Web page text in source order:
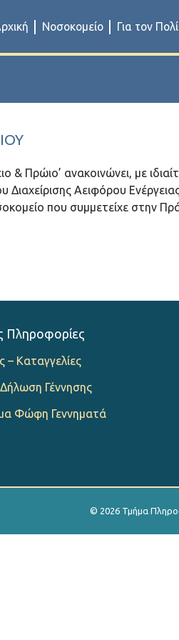
Νοσοκομείο Για τον
& Πρώιο’ ανακοινώνει, με
Αειφόρου
που συμμετείχε στην
Πληροφορίες
– Καταγγελίες
Γέννησης
Φώφη Γεννηματά
© 2026 Τμήμα